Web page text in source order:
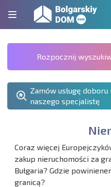
Rozpocznij
Zamów usługę
naszego specjalistę
Nie
Coraz więcej
zakup nieruchomości za
Bułgaria? Gdzie
granicą?